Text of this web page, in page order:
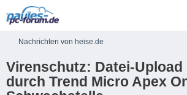
Nachrichten von heise.de
Virenschutz: Datei-
durch Trend Micro Apex